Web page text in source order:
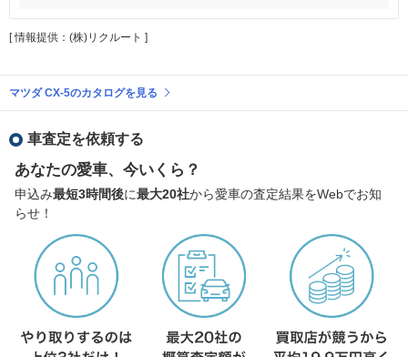
[ 情報提供：(株)リクルート ]
マツダ CX-5のカタログを見る
車査定を依頼する
あなたの愛車、今いくら？
申込み最短3時間後に最大20社から愛車の査定結果をWebでお知
らせ！